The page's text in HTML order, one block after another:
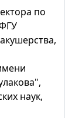
по
наук,